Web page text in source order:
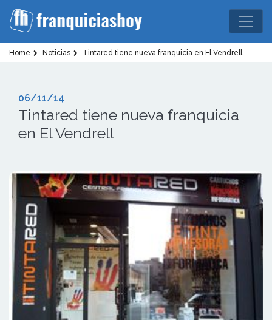
Home Noticias Tintared tiene nueva franquicia en El Vendrell
06/11/14
Tintared tiene nueva franquicia
en El Vendrell